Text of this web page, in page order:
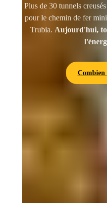
Plus de 30 tunnels
pour le chemin de fer
Trubia. Aujourd'hui,
Combien